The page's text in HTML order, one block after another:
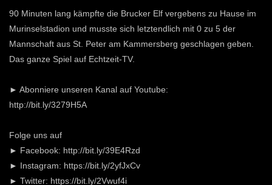
90 Minuten lang kämpfte die Brucker Elf vergebens zu Hause im
Murinselstadion und musste sich letztendlich mit 0 zu 5 der
Mannschaft aus St. Peter am Kammersberg geschlagen geben.
Das ganze Spiel auf Echtzeit-TV.
► Abonniere unseren Kanal auf Youtube:
http://bit.ly/3279H5A
Folge uns auf
► Facebook: http://bit.ly/39E4Rzd
► Instagram: https://bit.ly/2yfJxCv
► Twitter: https://bit.ly/2Vwuf4i